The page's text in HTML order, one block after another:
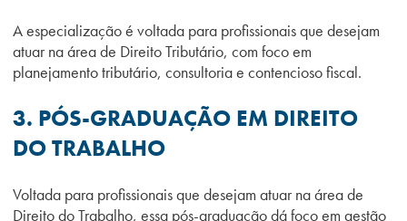
A especialização é voltada para profissionais que desejam
atuar na área de Direito Tributário, com foco em
planejamento tributário, consultoria e contencioso fiscal.
3. PÓS-GRADUAÇÃO EM DIREITO
DO TRABALHO
Voltada para profissionais que desejam atuar na área de
Direito do Trabalho, essa pós-graduação dá foco em gestão